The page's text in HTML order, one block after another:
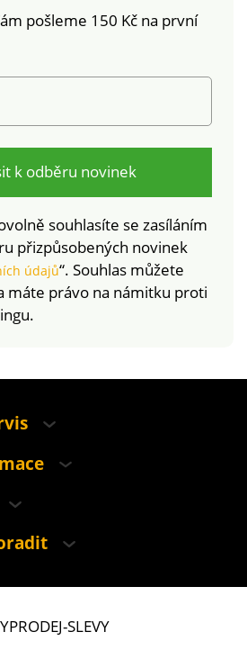
pošleme 150 Kč na první
k odběru novinek
souhlasíte se zasíláním
přizpůsobených novinek
údajů“. Souhlas můžete
máte právo na námitku proti
SLEVY